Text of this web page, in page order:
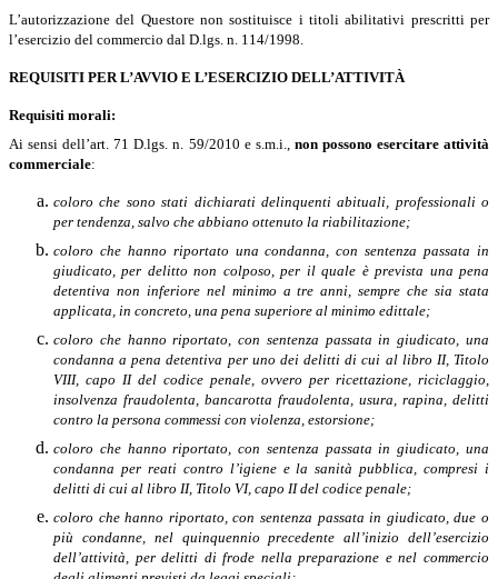
L’autorizzazione del Questore non sostituisce i titoli abilitativi prescritti per
l’esercizio del commercio dal D.lgs. n. 114/1998.
REQUISITI PER L’AVVIO E L’ESERCIZIO DELL’ATTIVITÀ
Requisiti morali:
Ai sensi dell’art. 71 D.lgs. n. 59/2010 e s.m.i., non possono esercitare attività
commerciale:
coloro che sono stati dichiarati delinquenti abituali, professionali o
per tendenza, salvo che abbiano ottenuto la riabilitazione;
coloro che hanno riportato una condanna, con sentenza passata in
giudicato, per delitto non colposo, per il quale è prevista una pena
detentiva non inferiore nel minimo a tre anni, sempre che sia stata
applicata, in concreto, una pena superiore al minimo edittale;
coloro che hanno riportato, con sentenza passata in giudicato, una
condanna a pena detentiva per uno dei delitti di cui al libro II, Titolo
VIII, capo II del codice penale, ovvero per ricettazione, riciclaggio,
insolvenza fraudolenta, bancarotta fraudolenta, usura, rapina, delitti
contro la persona commessi con violenza, estorsione;
coloro che hanno riportato, con sentenza passata in giudicato, una
condanna per reati contro l’igiene e la sanità pubblica, compresi i
delitti di cui al libro II, Titolo VI, capo II del codice penale;
coloro che hanno riportato, con sentenza passata in giudicato, due o
più condanne, nel quinquennio precedente all’inizio dell’esercizio
dell’attività, per delitti di frode nella preparazione e nel commercio